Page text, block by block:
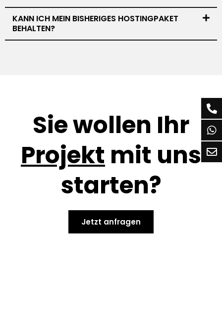
KANN ICH MEIN BISHERIGES HOSTINGPAKET
BEHALTEN?
Sie wollen Ihr
Projekt mit uns
starten?
Jetzt anfragen